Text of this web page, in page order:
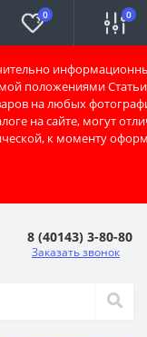
положениями Статьи
на любых
на сайте, могут
к моменту
0 0
8 (40143) 3-80-80
Заказать звонок